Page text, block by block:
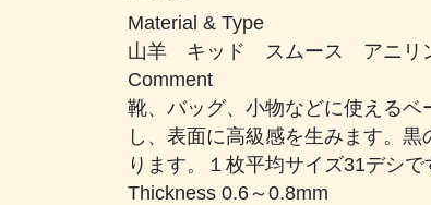
Material & Type
山羊 キッド スムース アニリ
Comment
靴、バッグ、小物などに使える
し、表面に高級感を生みます。
ります。１枚平均サイズ31デシ
Thickness 0.6～0.8mm